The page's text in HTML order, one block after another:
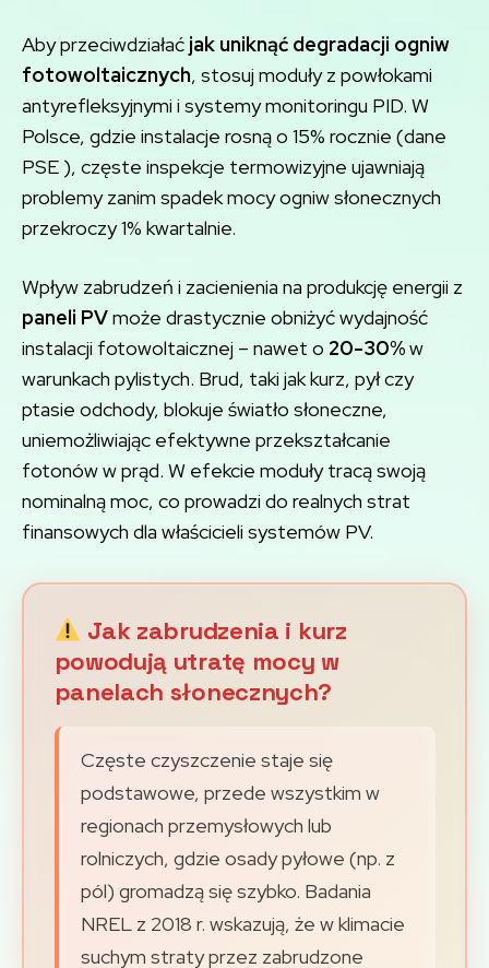
Aby przeciwdziałać jak uniknąć degradacji ogniw
fotowoltaicznych, stosuj moduły z powłokami
antyrefleksyjnymi i systemy monitoringu PID. W
Polsce, gdzie instalacje rosną o 15% rocznie (dane
PSE ), częste inspekcje termowizyjne ujawniają
problemy zanim spadek mocy ogniw słonecznych
przekroczy 1% kwartalnie.
Wpływ zabrudzeń i zacienienia na produkcję energii z
paneli PVmoże drastycznie obniżyć wydajność
instalacji fotowoltaicznej – nawet o 20-30%w
warunkach pylistych. Brud, taki jak kurz, pył czy
ptasie odchody, blokuje światło słoneczne,
uniemożliwiając efektywne przekształcanie
fotonów w prąd. W efekcie moduły tracą swoją
nominalną moc, co prowadzi do realnych strat
finansowych dla właścicieli systemów PV.
Jak zabrudzenia i kurz
powodują utratę mocy w
panelach słonecznych?
Częste czyszczenie staje się
podstawowe, przede wszystkim w
regionach przemysłowych lub
rolniczych, gdzie osady pyłowe (np. z
pól) gromadzą się szybko. Badania
NREL z 2018 r. wskazują, że w klimacie
suchym straty przez zabrudzone